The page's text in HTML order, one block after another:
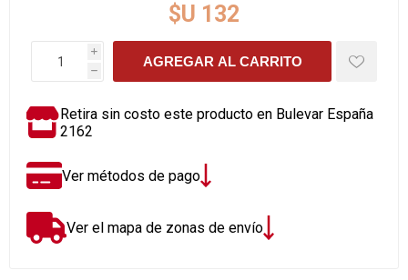
$U 132
i
h
AGREGAR AL CARRITO
Retira sin costo este producto en Bulevar España
2162
Ver métodos de pago
Ver el mapa de zonas de envío